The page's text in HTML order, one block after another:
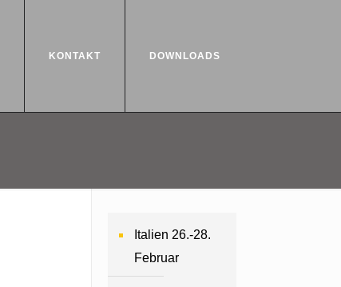
KONTAKT DOWNLOADS
Italien 26.-28.
Februar